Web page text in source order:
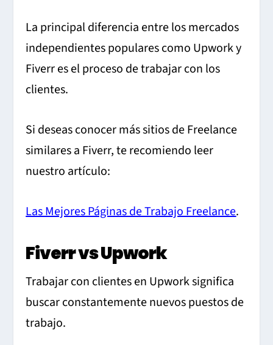
La principal diferencia entre los mercados
independientes populares como Upwork y
Fiverr es el proceso de trabajar con los
clientes.
Si deseas conocer más sitios de Freelance
similares a Fiverr, te recomiendo leer
nuestro artículo:
Las Mejores Páginas de Trabajo Freelance.
Fiverr vs Upwork
Trabajar con clientes en Upwork significa
buscar constantemente nuevos puestos de
trabajo.